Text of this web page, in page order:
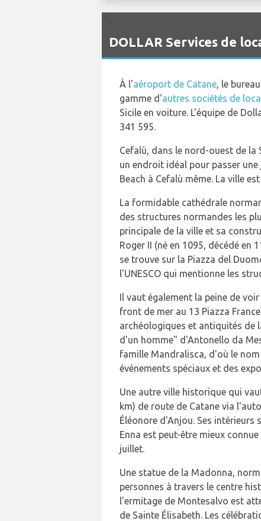
DOLLAR Services de
À l'aéroport de Catane, le
gamme d'autres sociétés de
Sicile en voiture. L'équipe de
341 595.
Cefalù, dans le nord-ouest de la
un endroit idéal pour passer
Beach à Cefalù même. La ville
La formidable cathédrale
des structures normandes les
principale de la ville et sa
Roger II (né en 1095, décédé en
se trouve sur la Piazza del
l'UNESCO qui mentionne les
Il vaut également la peine de
front de mer au 13 Piazza
archéologiques et antiquités de
d'un homme" d'Antonello da
famille Mandralisca, d'où le
événements spéciaux et des
Une autre ville historique qui
km) de route de Catane via
Éléonore d'Anjou. Ses
Enna est peut-être mieux
juillet.
Une statue de la Madonna,
personnes à travers le centre
l'ermitage de Montesalvo est
de Sainte Élisabeth. Les